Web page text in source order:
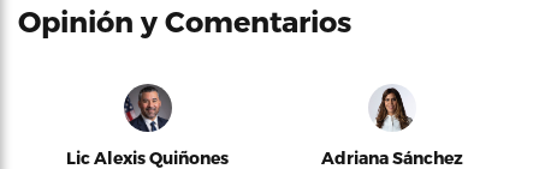
Opinión y Comentarios
Lic Alexis Quiñones Adriana Sánchez